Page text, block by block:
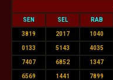
SEN SEL RAB
3819 2017 1040
0133 5143 4035
7407 6852 1347
6569 1441 7899